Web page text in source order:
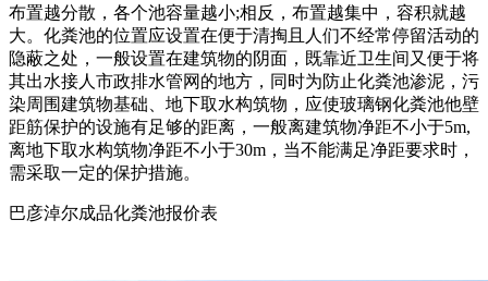
布置越分散，各个池容量越小;相反，布置越集中，容积就越
大。化粪池的位置应设置在便于清掏且人们不经常停留活动的
隐蔽之处，一般设置在建筑物的阴面，既靠近卫生间又便于将
其出水接人市政排水管网的地方，同时为防止化粪池渗泥，污
染周围建筑物基础、地下取水构筑物，应使玻璃钢化粪池他壁
距筋保护的设施有足够的距离，一般离建筑物净距不小于5m,
离地下取水构筑物净距不小于30m，当不能满足净距要求时，
需采取一定的保护措施。
巴彦淖尔成品化粪池报价表